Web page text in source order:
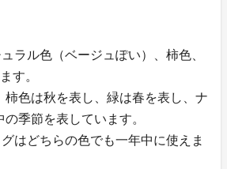
ラル色（ベージュぽい）、柿色、
す。
柿色は秋を表し、緑は春を表し、ナ
季節を表しています。
はどちらの色でも一年中に使えま